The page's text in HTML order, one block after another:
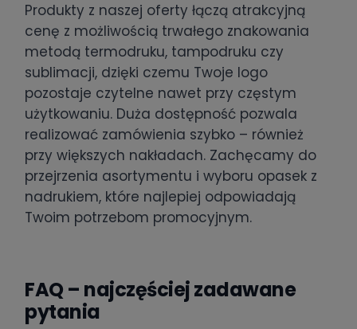
Produkty z naszej oferty łączą atrakcyjną
cenę z możliwością trwałego znakowania
metodą termodruku, tampodruku czy
sublimacji, dzięki czemu Twoje logo
pozostaje czytelne nawet przy częstym
użytkowaniu. Duża dostępność pozwala
realizować zamówienia szybko – również
przy większych nakładach. Zachęcamy do
przejrzenia asortymentu i wyboru opasek z
nadrukiem, które najlepiej odpowiadają
Twoim potrzebom promocyjnym.
FAQ – najczęściej zadawane
pytania